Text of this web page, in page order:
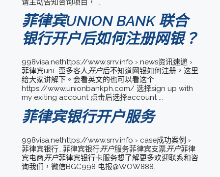
请主动告知咨询项目， ...
菲律宾UNION BANK 联合
银行开户后如何注册网银？
998visa.nethttps://www.srrv.info › news资讯速递 ›
菲律宾uni...蛮多客人开户后不知道网银如何注册，这里
给大家讲解下。会看英文的也可以看这个
https://www.unionbankph.com/ 选择sign up with
my exiting account 点击后选择account ...
菲律宾银行开户服务
998visa.nethttps://www.srrv.info › case成功案例 ›
菲律宾银行...菲律宾银行开户服务菲律宾支票开户菲律
宾电商开户菲律宾银行卡服务想了解更多欢迎联系和咨
询我们，微信BGC998 电报@WOW888.